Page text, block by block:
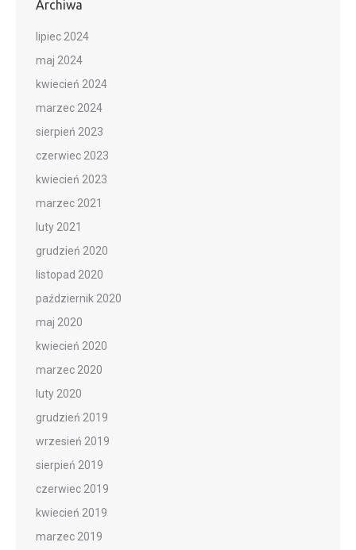
Archiwa
lipiec 2024
maj 2024
kwiecień 2024
marzec 2024
sierpień 2023
czerwiec 2023
kwiecień 2023
marzec 2021
luty 2021
grudzień 2020
listopad 2020
październik 2020
maj 2020
kwiecień 2020
marzec 2020
luty 2020
grudzień 2019
wrzesień 2019
sierpień 2019
czerwiec 2019
kwiecień 2019
marzec 2019